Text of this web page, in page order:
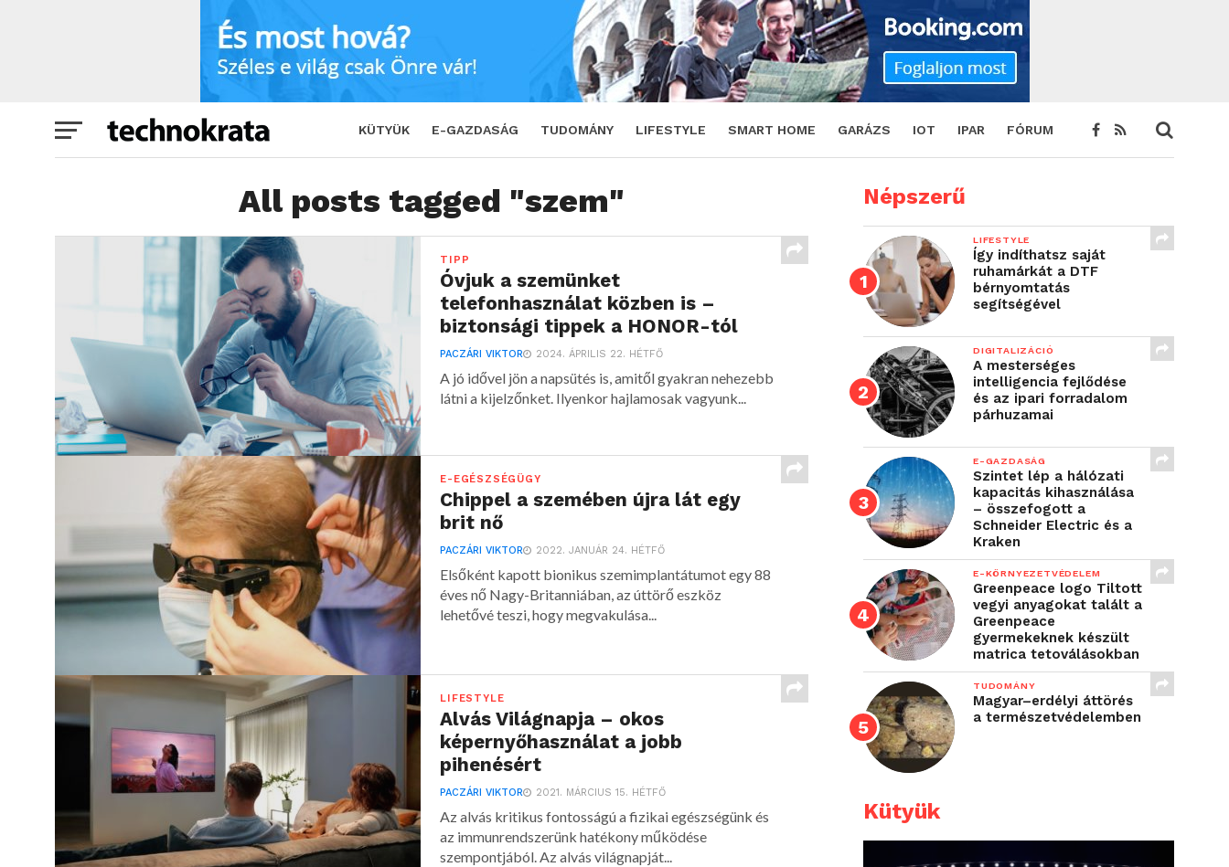
KÜTYÜK E-GAZDASÁG TUDOMÁNY LIFESTYLE SMART HOME GARÁZS IOT IPAR FÓRUM
All posts tagged "szem"
TIPP
Óvjuk a szemünket
telefonhasználat közben is –
biztonsági tippek a HONOR-tól
PACZÁRI VIKTOR 2024. ÁPRILIS 22. HÉTFŐ
A jó idővel jön a napsütés is, amitől gyakran nehezebb
látni a kijelzőnket. Ilyenkor hajlamosak vagyunk...
E-EGÉSZSÉGÜGY
Chippel a szemében újra lát egy
brit nő
PACZÁRI VIKTOR 2022. JANUÁR 24. HÉTFŐ
Elsőként kapott bionikus szemimplantátumot egy 88
éves nő Nagy-Britanniában, az úttörő eszköz
lehetővé teszi, hogy megvakulása...
LIFESTYLE
Alvás Világnapja – okos
képernyőhasználat a jobb
pihenésért
PACZÁRI VIKTOR 2021. MÁRCIUS 15. HÉTFŐ
Az alvás kritikus fontosságú a fizikai egészségünk és
az immunrendszerünk hatékony működése
szempontjából. Az alvás világnapját...
Népszerű
LIFESTYLE
Így indíthatsz saját
ruhamárkát a DTF
bérnyomtatás
segítségével
DIGITALIZÁCIÓ
A mesterséges
intelligencia fejlődése
és az ipari forradalom
párhuzamai
E-GAZDASÁG
Szintet lép a hálózati
kapacitás kihasználása
– összefogott a
Schneider Electric és a
Kraken
E-KÖRNYEZETVÉDELEM
Greenpeace logo Tiltott
vegyi anyagokat talált a
Greenpeace
gyermekeknek készült
matrica tetoválásokban
TUDOMÁNY
Magyar–erdélyi áttörés
a természetvédelemben
Kütyük